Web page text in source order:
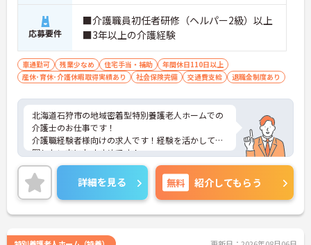
応募要件
■介護職員初任者研修（ヘルパー2級）以上
■3年以上の介護経験
車通勤可 残業少なめ 住宅手当・補助
年間休日110日以上
産休･育休･介護休暇取得実績あり
社会保険完備 交通費支給 退職金制度あり
北海道石狩市の地域密着型特別養護老人ホームでの
介護士のお仕事です！
介護職経験者様向けの求人です！経験を活かして活
躍したい方におすすめです！
年間休日数120日としっかりお休みがあり、残業も
少なめ！プライベートも大切にしながら働けます。
ご興味ある方には、面接のポイントなど、さらに詳
細をお話致しますのでお気軽にご相談ください。
詳細を見る 無料 紹介してもらう